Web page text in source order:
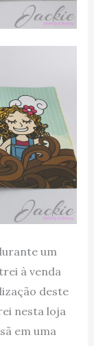
um
à venda
deste
nesta loja
em uma